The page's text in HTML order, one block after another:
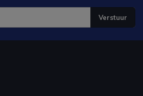
Verstuur